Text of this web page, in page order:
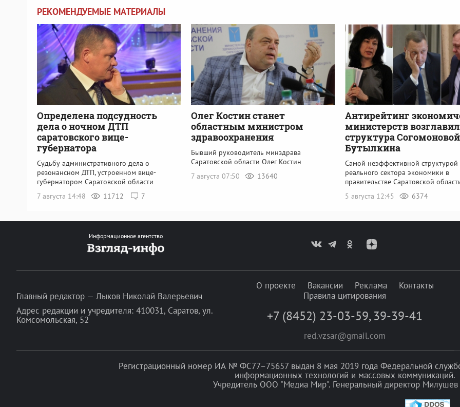
РЕКОМЕНДУЕМЫЕ МАТЕРИАЛЫ
Определена подсудность
дела о ночном ДТП
саратовского вице-
губернатора
Судьбу административного дела о
резонансном ДТП, устроенном вице-
губернатором Саратовской области
7 августа 14:48
11712 7
Олег Костин станет
областным министром
здравоохранения
Бывший руководитель минздрава
Саратовской области Олег Костин
7 августа 07:50
13640
Антирейтинг
министерств
структура
Бутылкина
Самой неэффективной структурой
реального сектора экономики в
правительстве Саратовской
5 августа 12:45
6374
Информационное агентство
Главный редактор — Лыков Николай Валерьевич
Адрес редакции и учредителя: 410031, Саратов, ул.
Комсомольская, 52
О проекте Вакансии Реклама
Контакты
Правила цитирования
+7 (8452) 23-03-59, 39-39-41
red.vzsar@gmail.com
Регистрационный номер ИА № ФС77–75657 выдан 8 мая 2019 года Федеральной
информационных технологий и массовых коммуникаций.
Учредитель ООО "Медиа Мир". Генеральный директор